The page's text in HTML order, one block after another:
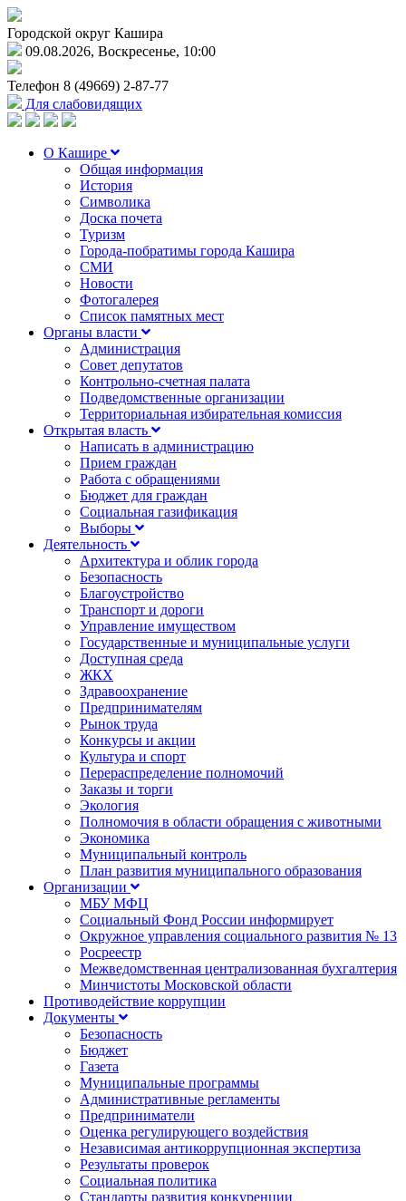
Городской округ Кашира
09.08.2026, Воскресенье, 10:00
Телефон 8 (49669) 2-87-77
Для слабовидящих
О Кашире
Общая информация
История
Символика
Доска почета
Туризм
Города-побратимы города Кашира
СМИ
Новости
Фотогалерея
Список памятных мест
Органы власти
Администрация
Совет депутатов
Контрольно-счетная палата
Подведомственные организации
Территориальная избирательная комиссия
Открытая власть
Написать в администрацию
Прием граждан
Работа с обращениями
Бюджет для граждан
Социальная газификация
Выборы
Деятельность
Архитектура и облик города
Безопасность
Благоустройство
Транспорт и дороги
Управление имуществом
Государственные и муниципальные услуги
Доступная среда
ЖКХ
Здравоохранение
Предпринимателям
Рынок труда
Конкурсы и акции
Культура и спорт
Перераспределение полномочий
Заказы и торги
Экология
Полномочия в области обращения с животными
Экономика
Муниципальный контроль
План развития муниципального образования
Организации
МБУ МФЦ
Социальный Фонд России информирует
Окружное управления социального развития № 13
Росреестр
Межведомственная централизованная бухгалтерия
Минчистоты Московской области
Противодействие коррупции
Документы
Безопасность
Бюджет
Газета
Муниципальные программы
Административные регламенты
Предприниматели
Оценка регулирующего воздействия
Независимая антикоррупционная экспертиза
Результаты проверок
Социальная политика
Стандарты развития конкуренции